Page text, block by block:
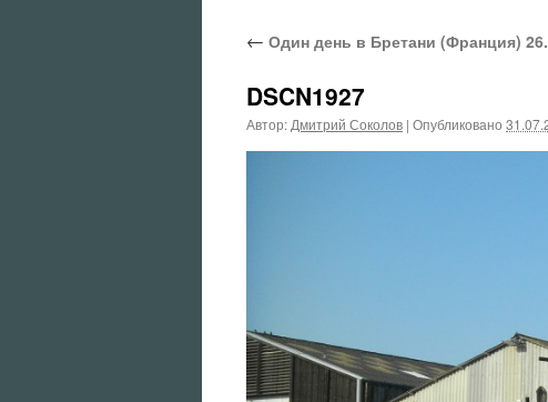
← Один день в Бретани (Франция)
DSCN1927
Автор: Дмитрий Соколов | Опубликовано